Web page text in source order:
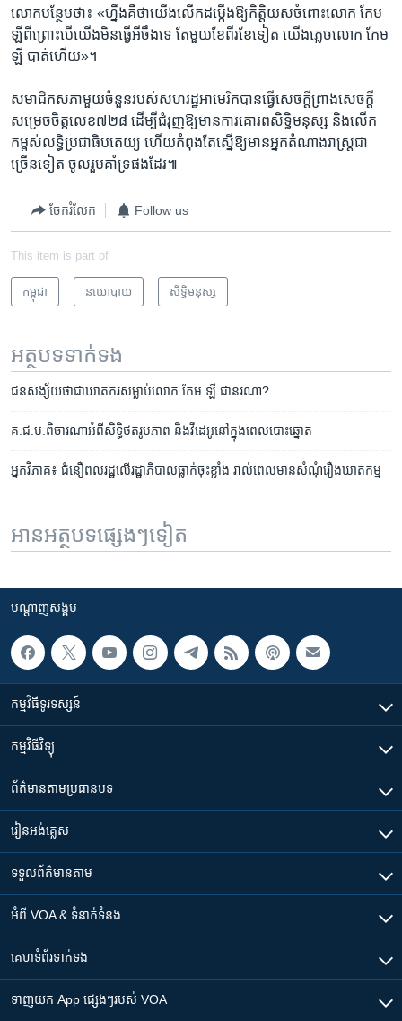
លោក​បន្ថែម​ថា៖ «ហ្នឹង​គឺ​ថា​យើង​លើក​ដម្កើង​ឱ្យ​កិត្តិ​យស​ចំពោះ​លោក​ កែម
ឡី​ពីព្រោះ​បើ​យើង​មិន​ធ្វើ​អីចឹង​ទេ​ តែ​មួយ​ខែ​ពីរខែ​ទៀត​ យើង​ភ្លេច​លោក កែម
ឡី​ បាត់​ហើយ‍»។
សមាជិក​សភា​មួយ​ចំនួន​របស់​សហរដ្ឋ​អាមេរិក​បាន​ធ្វើ​សេចក្តី​ព្រាង​សេចក្តី​
សម្រេច​ចិត្ត​លេខ​៧២៨​ ដើម្បី​ជំរុញ​ឱ្យ​មានការ​គោរព​សិទ្ធិ​មនុស្ស​ និង​លើក​
កម្ពស់​លទ្ធិ​ប្រជាធិបតេយ្យ ​ហើយ​កំពុងតែ​ស្នើ​ឱ្យ​មាន​អ្នក​តំណាង​រាស្ត្រ​ជា
ច្រើន​ទៀត​ ចូលរួម​គាំទ្រ​ផង​ដែរ៕
ចែករំលែក Follow us
This item is part of
កម្ពុជា នយោបាយ សិទ្ធិ​មនុស្ស
អត្ថបទ​ទាក់ទង
ជនសង្ស័យថាជាឃាតករសម្លាប់​លោក កែម ឡី ជា​នរណា?
គ.ជ.ប.​ពិចារណា​អំពី​សិទ្ធិ​​ថត​រូបភាព​ និង​វីដេអូ​នៅ​ក្នុង​ពេល​បោះឆ្នោត
អ្នកវិភាគ៖ ជំនឿ​ពលរដ្ឋ​លើ​រដ្ឋាភិបាល​ធ្លាក់ចុះ​ខ្លាំង ​រាល់​ពេល​មាន​សំណុំរឿង​ឃាតកម្ម
អានអត្ថបទផ្សេងៗទៀត
បណ្តាញ​សង្គម
កម្មវិធី​ទូរទស្សន៍
កម្មវិធី​វិទ្យុ
ព័ត៌មាន​តាមប្រធានបទ​
រៀន​​អង់គ្លេស
ទទួល​ព័ត៌មាន​តាម
អំពី​ VOA & ទំនាក់ទំនង
គេហទំព័រ​​ទាក់ទង
ទាញយក​ App ផ្សេងៗ​របស់​ VOA